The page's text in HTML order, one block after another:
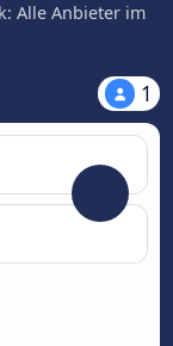
Alle Anbieter im
1